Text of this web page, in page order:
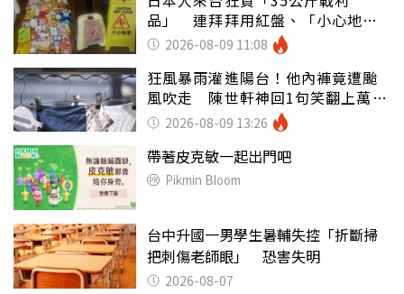
品」 連拜拜用紅盤、「小心地
滑」告示牌也帶回家
2026-08-09 11:08
狂風暴雨灌進陽台！他內褲竟遭颱
風吹走 陳世軒神回1句笑翻上萬網
友 2026-08-09 13:26
帶著皮克敏一起出門吧
Pikmin Bloom
台中升國一男學生暑輔失控「折斷掃
把刺傷老師眼」 恐害失明
2026-08-07